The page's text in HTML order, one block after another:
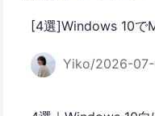
[4選]Windows 10で
Yiko/2026-